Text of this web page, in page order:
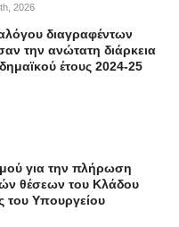
2026
διαγραφέντων
την ανώτατη διάρκεια
έτους 2024-25
για την πλήρωση
θέσεων του Κλάδου
του Υπουργείου